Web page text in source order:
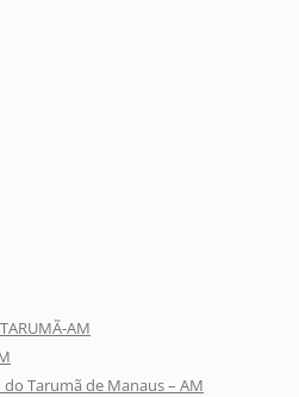
AM
Tarumã de Manaus – AM